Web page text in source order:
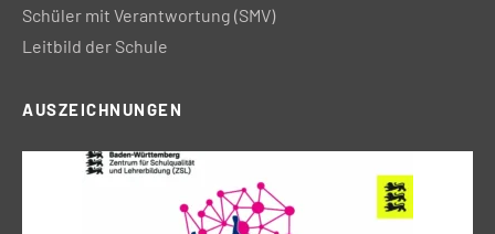
Schüler mit Verantwortung (SMV)
Leitbild der Schule
AUSZEICHNUNGEN